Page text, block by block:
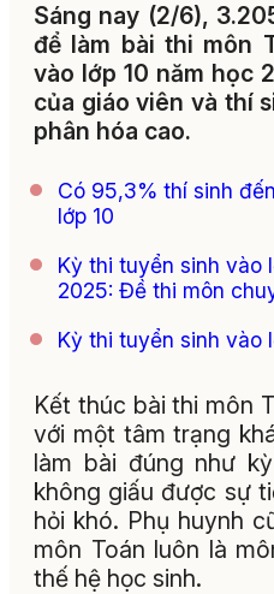
Sáng nay (2/6),
để làm bài thi môn
vào lớp 10 năm học
của giáo viên và thí
phân hóa cao.
Có 95,3% thí sinh
lớp 10
Kỳ thi tuyển sinh vào
2025: Đề thi môn
Kỳ thi tuyển sinh vào
Kết thúc bài thi môn
với một tâm trạng
làm bài đúng như
không giấu được sự
hỏi khó. Phụ huynh
môn Toán luôn là
thế hệ học sinh.